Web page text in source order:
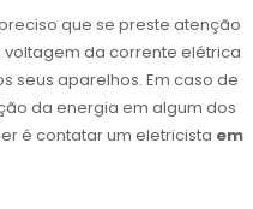
que se preste atenção
da corrente elétrica
seus aparelhos. Em caso de
da energia em algum dos
é contatar um eletricista em